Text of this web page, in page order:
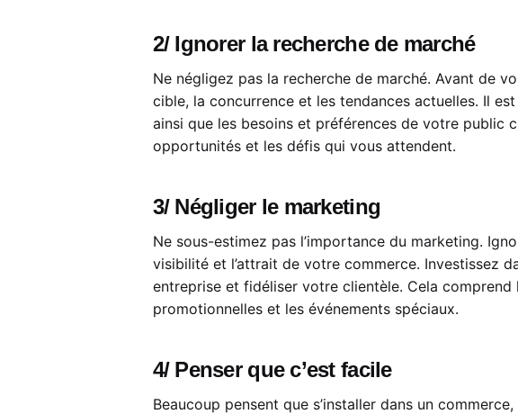
2/ Ignorer la recherche de marché
Ne négligez pas la recherche de marché. Avant de
cible, la concurrence et les tendances actuelles. Il
ainsi que les besoins et préférences de votre public
opportunités et les défis qui vous attendent.
3/ Négliger le marketing
Ne sous-estimez pas l’importance du marketing.
visibilité et l’attrait de votre commerce. Investissez
entreprise et fidéliser votre clientèle. Cela
promotionnelles et les événements spéciaux.
4/ Penser que c’est facile
Beaucoup pensent que s’installer dans un